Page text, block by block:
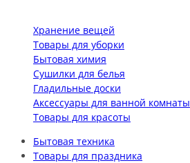
Хранение вещей
Товары для уборки
Бытовая химия
Сушилки для белья
Гладильные доски
Аксессуары для ванной комнаты
Товары для красоты
Бытовая техника
Товары для праздника